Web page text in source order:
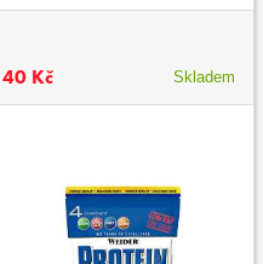
40 Kč Skladem